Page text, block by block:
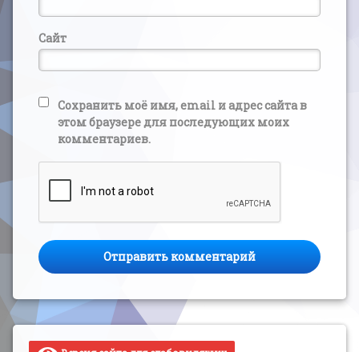
Сайт
Сохранить моё имя, email и адрес сайта в
этом браузере для последующих моих
комментариев.